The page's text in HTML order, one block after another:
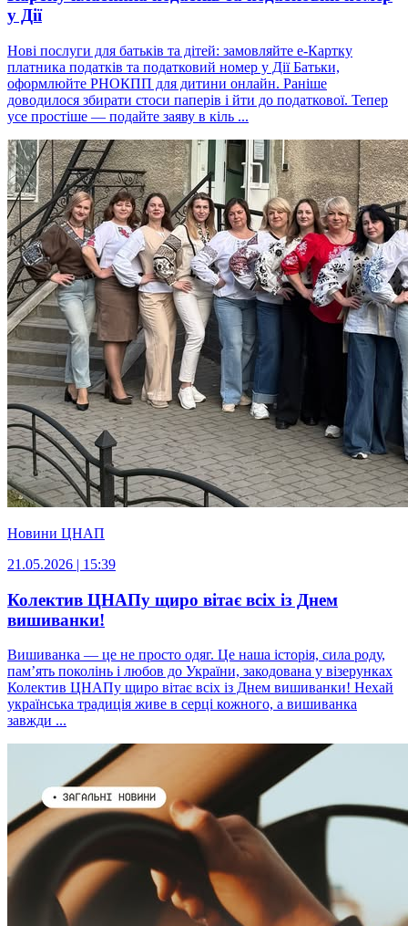
у Дії
Нові послуги для батьків та дітей: замовляйте е-Картку
платника податків та податковий номер у Дії Батьки,
оформлюйте РНОКПП для дитини онлайн. Раніше
доводилося збирати стоси паперів і йти до податкової. Тепер
усе простіше — подайте заяву в кіль ...
Новини ЦНАП
21.05.2026 | 15:39
Колектив ЦНАПу щиро вітає всіх із Днем
вишиванки!
Вишиванка — це не просто одяг. Це наша історія, сила роду,
пам’ять поколінь і любов до України, закодована у візерунках
Колектив ЦНАПу щиро вітає всіх із Днем вишиванки! Нехай
українська традиція живе в серці кожного, а вишиванка
завжди ...